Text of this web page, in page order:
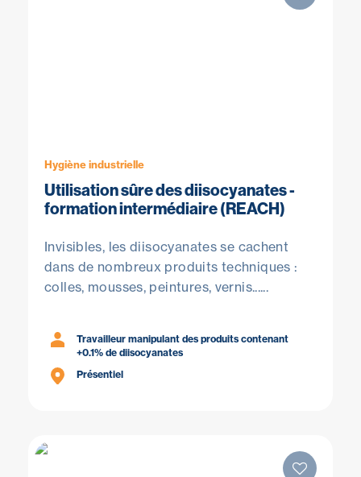
Hygiène industrielle
Utilisation sûre des diisocyanates -
formation intermédiaire (REACH)
Invisibles, les diisocyanates se cachent
dans de nombreux produits techniques :
colles, mousses, peintures, vernis......
Travailleur manipulant des produits contenant
+0.1% de diisocyanates
Présentiel